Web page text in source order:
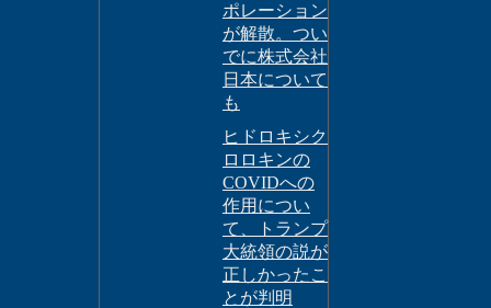
ポレーション
が解散。つい
でに株式会社
日本について
も
ヒドロキシク
ロロキンの
COVIDへの
作用につい
て、トランプ
大統領の説が
正しかったこ
とが判明